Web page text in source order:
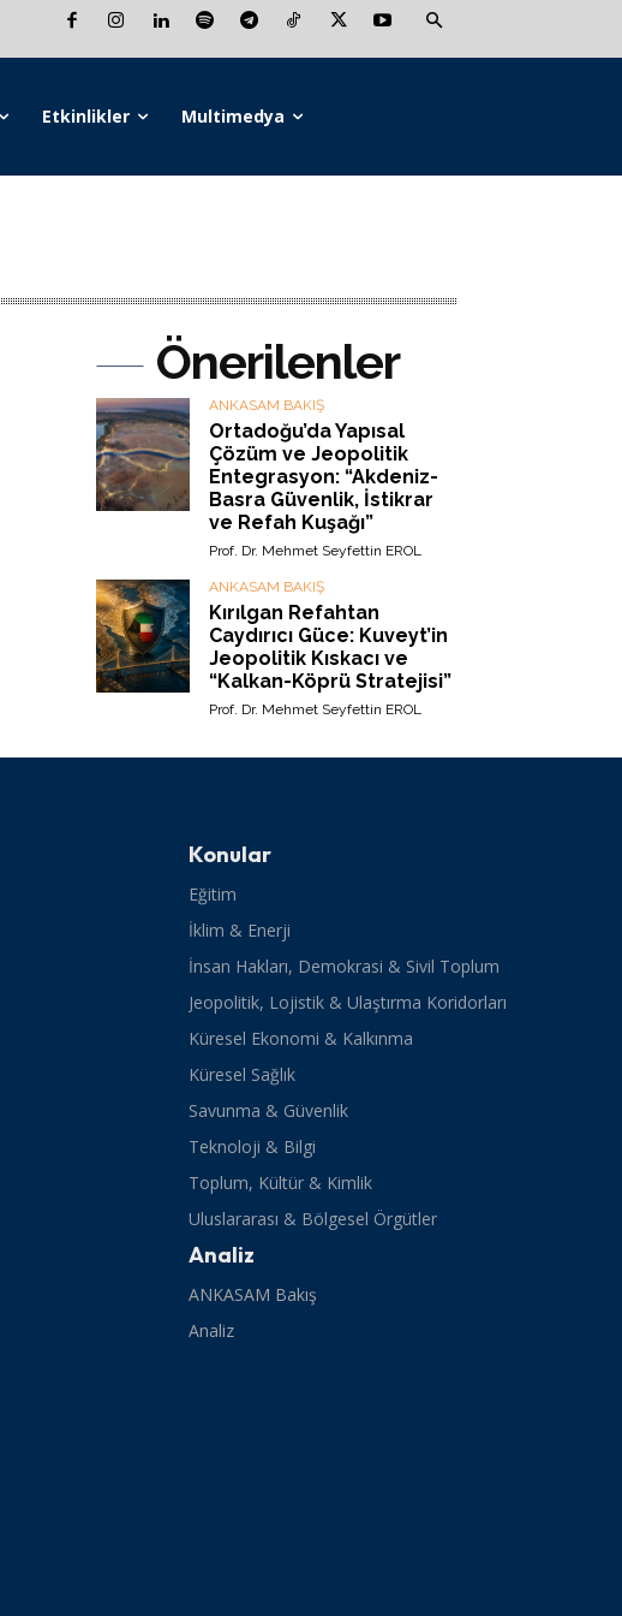
Etkinlikler Multimedya
Önerilenler
ANKASAM BAKIŞ
Ortadoğu’da Yapısal
Çözüm ve Jeopolitik
Entegrasyon: “Akdeniz-
Basra Güvenlik, İstikrar
ve Refah Kuşağı”
Prof. Dr. Mehmet Seyfettin EROL
ANKASAM BAKIŞ
Kırılgan Refahtan
Caydırıcı Güce: Kuveyt’in
Jeopolitik Kıskacı ve
“Kalkan-Köprü Stratejisi”
Prof. Dr. Mehmet Seyfettin EROL
Konular
Eğitim
İklim & Enerji
İnsan Hakları, Demokrasi & Sivil Toplum
Jeopolitik, Lojistik & Ulaştırma Koridorları
Küresel Ekonomi & Kalkınma
Küresel Sağlık
Savunma & Güvenlik
Teknoloji & Bilgi
Toplum, Kültür & Kimlik
Uluslararası & Bölgesel Örgütler
Analiz
ANKASAM Bakış
Analiz